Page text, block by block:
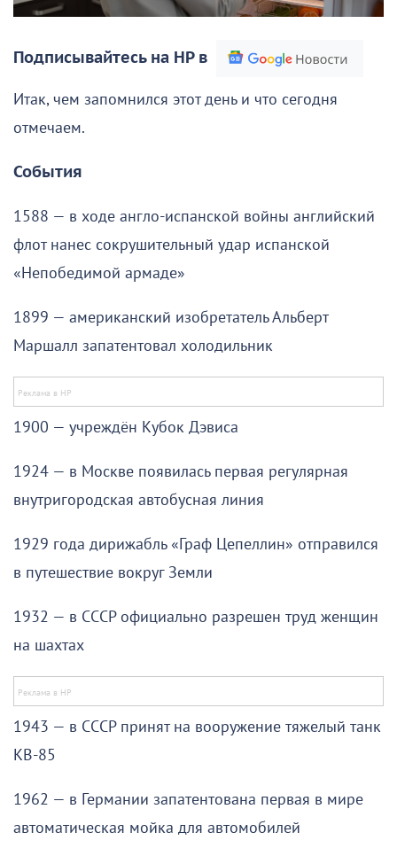
Подписывайтесь на НР в
Итак, чем запомнился этот день и что сегодня
отмечаем.
События
1588 — в ходе англо-испанской войны английский
флот нанес сокрушительный удар испанской
«Непобедимой армаде»
1899 — американский изобретатель Альберт
Маршалл запатентовал холодильник
1900 — учреждён Кубок Дэвиса
1924 — в Москве появилась первая регулярная
внутригородская автобусная линия
1929 года дирижабль «Граф Цепеллин» отправился
в путешествие вокруг Земли
1932 — в СССР официально разрешен труд женщин
на шахтах
1943 — в СССР принят на вооружение тяжелый танк
КВ-85
1962 — в Германии запатентована первая в мире
автоматическая мойка для автомобилей